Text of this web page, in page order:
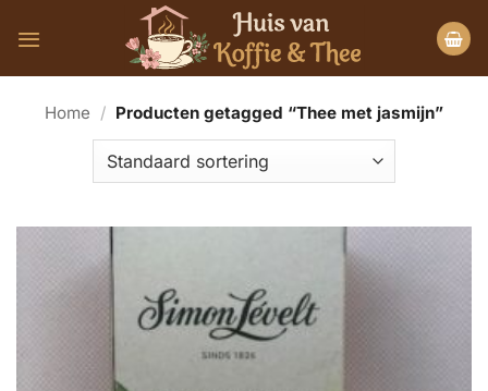
naar
Home / Producten getagged “Thee met jasmijn”